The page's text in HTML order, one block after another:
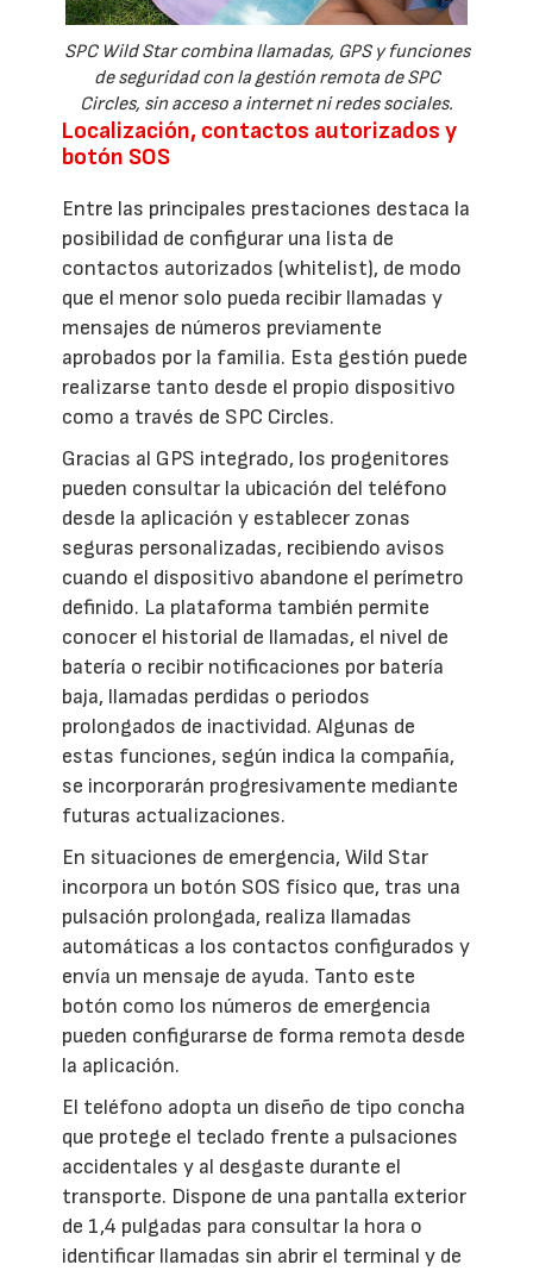
SPC Wild Star combina llamadas, GPS y funciones
de seguridad con la gestión remota de SPC
Circles, sin acceso a internet ni redes sociales.
Localización, contactos autorizados y
botón SOS
Entre las principales prestaciones destaca la
posibilidad de configurar una lista de
contactos autorizados (whitelist), de modo
que el menor solo pueda recibir llamadas y
mensajes de números previamente
aprobados por la familia. Esta gestión puede
realizarse tanto desde el propio dispositivo
como a través de SPC Circles.
Gracias al GPS integrado, los progenitores
pueden consultar la ubicación del teléfono
desde la aplicación y establecer zonas
seguras personalizadas, recibiendo avisos
cuando el dispositivo abandone el perímetro
definido. La plataforma también permite
conocer el historial de llamadas, el nivel de
batería o recibir notificaciones por batería
baja, llamadas perdidas o periodos
prolongados de inactividad. Algunas de
estas funciones, según indica la compañía,
se incorporarán progresivamente mediante
futuras actualizaciones.
En situaciones de emergencia, Wild Star
incorpora un botón SOS físico que, tras una
pulsación prolongada, realiza llamadas
automáticas a los contactos configurados y
envía un mensaje de ayuda. Tanto este
botón como los números de emergencia
pueden configurarse de forma remota desde
la aplicación.
El teléfono adopta un diseño de tipo concha
que protege el teclado frente a pulsaciones
accidentales y al desgaste durante el
transporte. Dispone de una pantalla exterior
de 1,4 pulgadas para consultar la hora o
identificar llamadas sin abrir el terminal y de